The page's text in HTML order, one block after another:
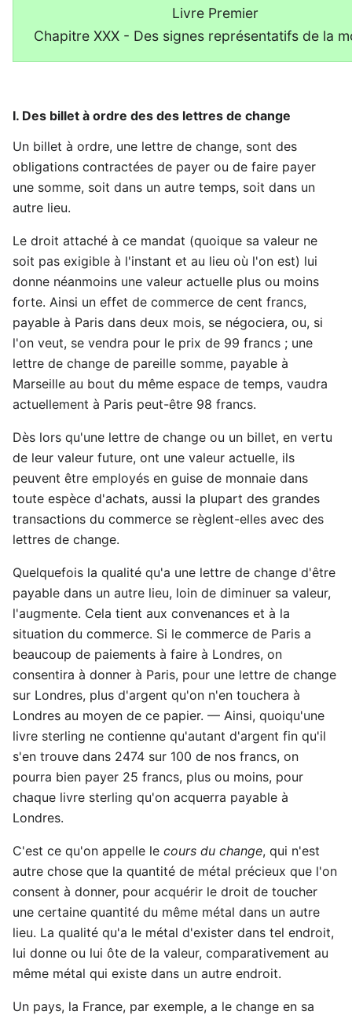
Livre Premier
Chapitre XXX - Des signes représentatifs de la
I. Des billet à ordre des des lettres de change
Un billet à ordre, une lettre de change, sont des
obligations contractées de payer ou de faire payer
une somme, soit dans un autre temps, soit dans un
autre lieu.
Le droit attaché à ce mandat (quoique sa valeur ne
soit pas exigible à l'instant et au lieu où l'on est) lui
donne néanmoins une valeur actuelle plus ou moins
forte. Ainsi un effet de commerce de cent francs,
payable à Paris dans deux mois, se négociera, ou, si
l'on veut, se vendra pour le prix de 99 francs ; une
lettre de change de pareille somme, payable à
Marseille au bout du même espace de temps, vaudra
actuellement à Paris peut-être 98 francs.
Dès lors qu'une lettre de change ou un billet, en vertu
de leur valeur future, ont une valeur actuelle, ils
peuvent être employés en guise de monnaie dans
toute espèce d'achats, aussi la plupart des grandes
transactions du commerce se règlent-elles avec des
lettres de change.
Quelquefois la qualité qu'a une lettre de change d'être
payable dans un autre lieu, loin de diminuer sa valeur,
l'augmente. Cela tient aux convenances et à la
situation du commerce. Si le commerce de Paris a
beaucoup de paiements à faire à Londres, on
consentira à donner à Paris, pour une lettre de change
sur Londres, plus d'argent qu'on n'en touchera à
Londres au moyen de ce papier. — Ainsi, quoiqu'une
livre sterling ne contienne qu'autant d'argent fin qu'il
s'en trouve dans 2474 sur 100 de nos francs, on
pourra bien payer 25 francs, plus ou moins, pour
chaque livre sterling qu'on acquerra payable à
Londres.
C'est ce qu'on appelle le cours du change, qui n'est
autre chose que la quantité de métal précieux que l'on
consent à donner, pour acquérir le droit de toucher
une certaine quantité du même métal dans un autre
lieu. La qualité qu'a le métal d'exister dans tel endroit,
lui donne ou lui ôte de la valeur, comparativement au
même métal qui existe dans un autre endroit.
Un pays, la France, par exemple, a le change en sa